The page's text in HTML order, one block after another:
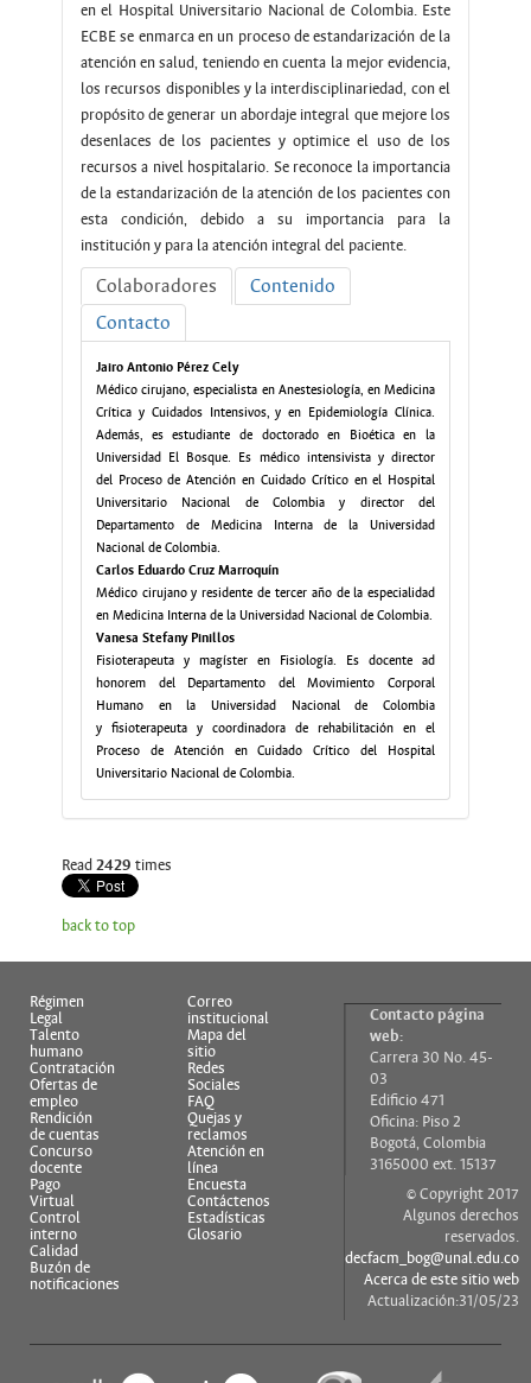
en el Hospital Universitario Nacional de Colombia. Este
ECBE se enmarca en un proceso de estandarización de la
atención en salud, teniendo en cuenta la mejor evidencia,
los recursos disponibles y la interdisciplinariedad, con el
propósito de generar un abordaje integral que mejore los
desenlaces de los pacientes y optimice el uso de los
recursos a nivel hospitalario. Se reconoce la importancia
de la estandarización de la atención de los pacientes con
esta condición, debido a su importancia para la
institución y para la atención integral del paciente.
Colaboradores
Contenido
Contacto
Jairo Antonio Pérez Cely
Médico cirujano, especialista en Anestesiología, en Medicina
Crítica y Cuidados Intensivos, y en Epidemiología Clínica.
Además, es estudiante de doctorado en Bioética en la
Universidad El Bosque. Es médico intensivista y director
del Proceso de Atención en Cuidado Crítico en el Hospital
Universitario Nacional de Colombia y director del
Departamento de Medicina Interna de la Universidad
Nacional de Colombia.
Carlos Eduardo Cruz Marroquín
Médico cirujano y residente de tercer año de la especialidad
en Medicina Interna de la Universidad Nacional de Colombia.
Vanesa Stefany Pinillos
Fisioterapeuta y magíster en Fisiología. Es docente ad
honorem del Departamento del Movimiento Corporal
Humano en la Universidad Nacional de Colombia
y fisioterapeuta y coordinadora de rehabilitación en el
Proceso de Atención en Cuidado Crítico del Hospital
Universitario Nacional de Colombia.
Read2429 times
back to top
Régimen
Legal
Talento
humano
Contratación
Ofertas de
empleo
Rendición
de cuentas
Concurso
docente
Pago
Virtual
Control
interno
Calidad
Buzón de
notificaciones
Correo
institucional
Mapa del
sitio
Redes
Sociales
FAQ
Quejas y
reclamos
Atención en
línea
Encuesta
Contáctenos
Estadísticas
Glosario
Contacto página
web:
Carrera 30 No. 45-
03
Edificio 471
Oficina: Piso 2
Bogotá, Colombia
3165000 ext. 15137
© Copyright 2017
Algunos derechos
reservados.
decfacm_bog@unal.edu.co
Acerca de este sitio web
Actualización:31/05/23